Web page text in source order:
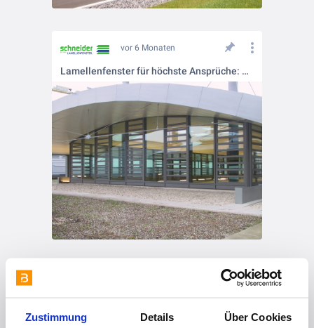
Zustimmung Details Über Cookies
vor 6 Monaten
Lamellenfenster für höchste Ansprüche: BT90 IG